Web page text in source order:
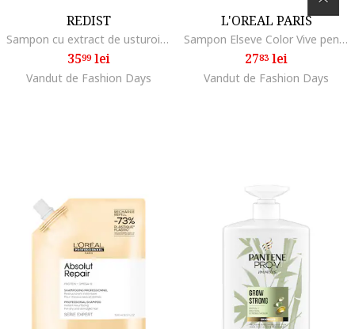
REDIST
Sampon cu extract de usturoi 500 ml
3599lei
Vandut de Fashion Days
L'OREAL PARIS
Sampon Elseve Color Vive pentru par vopsit, 400 ml
2783lei
Vandut de Fashion Days